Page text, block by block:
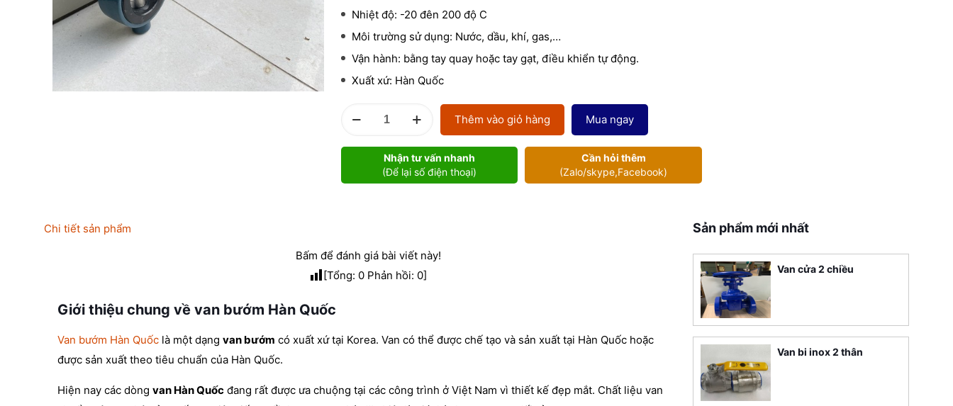
Nhiệt độ: -20 đên 200 độ C
Môi trường sử dụng: Nước, dầu, khí, gas,…
Vận hành: bằng tay quay hoặc tay gạt, điều khiển tự động.
Xuất xứ: Hàn Quốc
Hàn
Thêm vào giỏ hàng Mua ngay
Nhận tư vấn nhanh
(Để lại số điện thoại)
Cần hỏi thêm
(Zalo/skype,Facebook)
Chi tiết sản phẩm
Bấm để đánh giá bài viết này!
[Tổng: 0 Phản hồi: 0]
Giới thiệu chung về van bướm Hàn Quốc
Van bướm Hàn Quốclà một dạng van bướm có xuất xứ tại Korea. Van có thể được chế tạo và sản xuất tại Hàn Quốc hoặc
được sản xuất theo tiêu chuẩn của Hàn Quốc.
Hiện nay các dòng van Hàn Quốcđang rất được ưa chuộng tại các công trình ở Việt Nam vì thiết kế đẹp mắt. Chất liệu van
Sản phẩm mới nhất
Van cửa 2 chiều
Van bi inox 2 thân